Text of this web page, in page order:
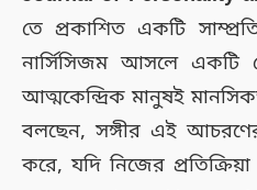
তে প্রকাশিত একটি
নার্সিসিজম আসলে একটি
আত্মকেন্দ্রিক মানুষই
বলছেন, সঙ্গীর এই আচরণের
করে, যদি নিজের